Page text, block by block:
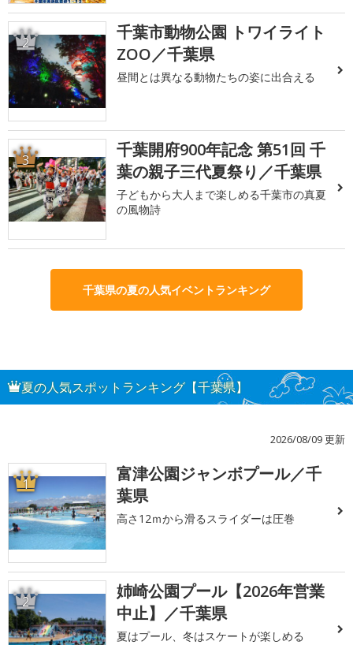
2
千葉市動物公園 トワイライト
ZOO／千葉県
昼間とは異なる動物たちの姿に出合える
3
千葉開府900年記念 第51回 千
葉の親子三代夏祭り／千葉県
子どもから大人まで楽しめる千葉市の真夏
の風物詩
千葉県の夏の人気イベントランキング
夏の人気スポットランキング【千葉県】
2026/08/09 更新
1
富津公園ジャンボプール／千
葉県
高さ12ｍから滑るスライダーは圧巻
2
姉崎公園プール【2026年営業
中止】／千葉県
夏はプール、冬はスケートが楽しめる